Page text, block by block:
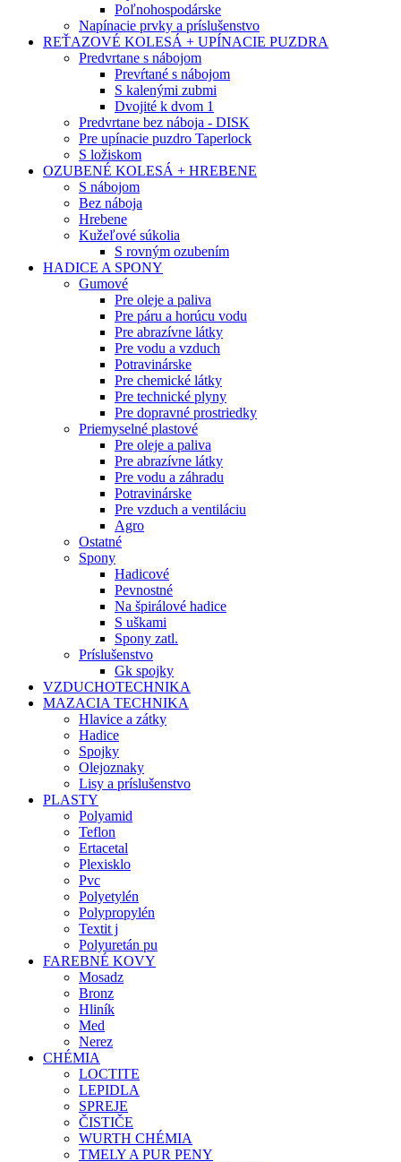
Poľnohospodárske
Napínacie prvky a príslušenstvo
REŤAZOVÉ KOLESÁ + UPÍNACIE PUZDRA
Predvrtane s nábojom
Prevŕtané s nábojom
S kalenými zubmi
Dvojité k dvom 1
Predvrtane bez náboja - DISK
Pre upínacie puzdro Taperlock
S ložiskom
OZUBENÉ KOLESÁ + HREBENE
S nábojom
Bez náboja
Hrebene
Kužeľové súkolia
S rovným ozubením
HADICE A SPONY
Gumové
Pre oleje a paliva
Pre páru a horúcu vodu
Pre abrazívne látky
Pre vodu a vzduch
Potravinárske
Pre chemické látky
Pre technické plyny
Pre dopravné prostriedky
Priemyselné plastové
Pre oleje a paliva
Pre abrazívne látky
Pre vodu a záhradu
Potravinárske
Pre vzduch a ventiláciu
Agro
Ostatné
Spony
Hadicové
Pevnostné
Na špirálové hadice
S uškami
Spony zatl.
Príslušenstvo
Gk spojky
VZDUCHOTECHNIKA
MAZACIA TECHNIKA
Hlavice a zátky
Hadice
Spojky
Olejoznaky
Lisy a príslušenstvo
PLASTY
Polyamid
Teflon
Ertacetal
Plexisklo
Pvc
Polyetylén
Polypropylén
Textit j
Polyuretán pu
FAREBNÉ KOVY
Mosadz
Bronz
Hliník
Med
Nerez
CHÉMIA
LOCTITE
LEPIDLA
SPREJE
ČISTIČE
WURTH CHÉMIA
TMELY A PUR PENY